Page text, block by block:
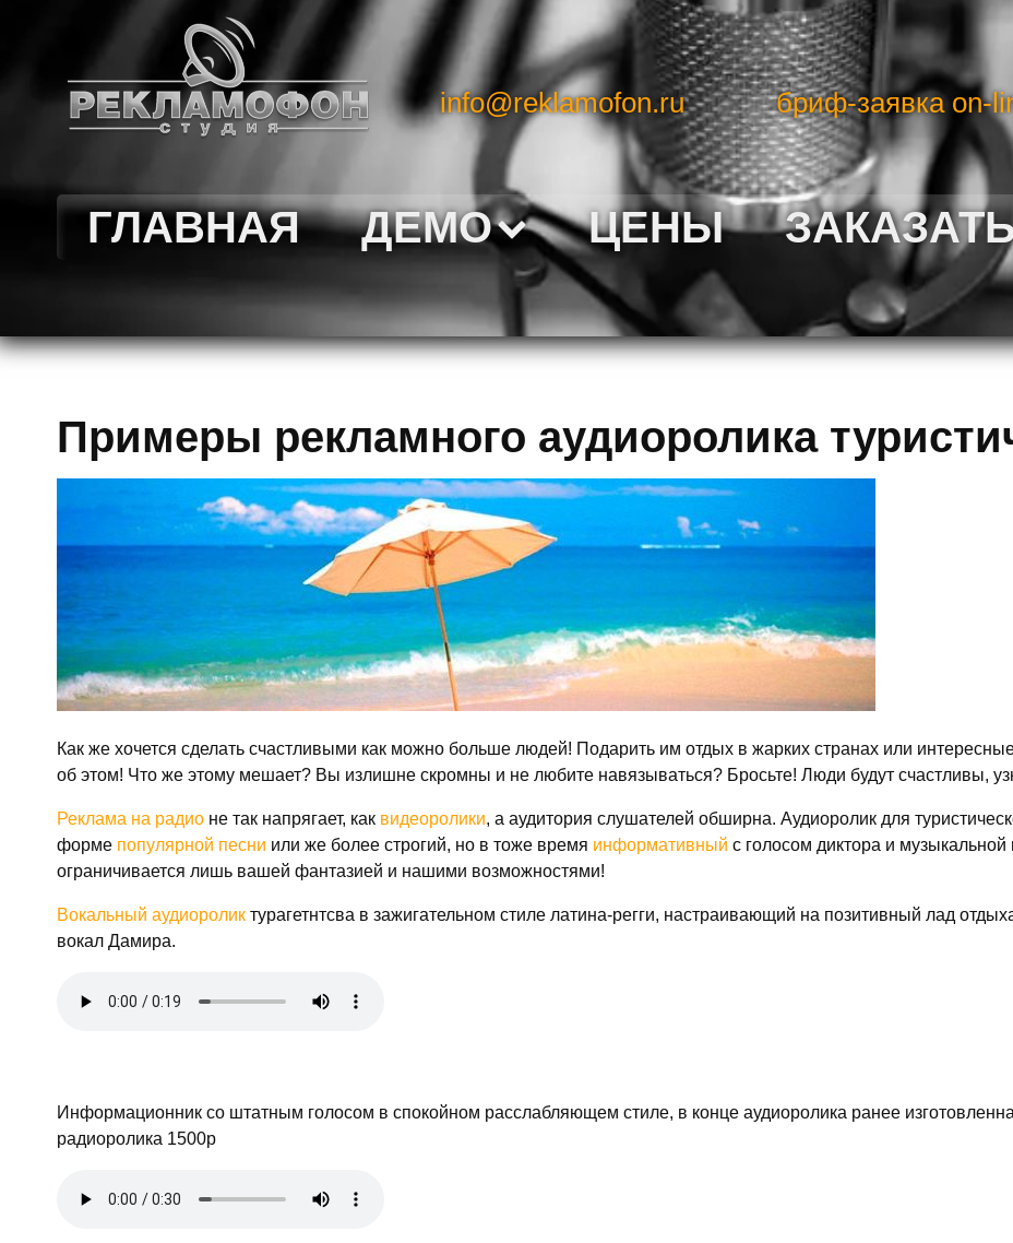
info@reklamofon.ru бриф-заявка on-
ГЛАВНАЯ ДЕМО ЦЕНЫ
Примеры рекламного аудиоролика
Как же хочется сделать счастливыми как можно больше людей! Подарить им отдых в жарких странах или
об этом! Что же этому мешает? Вы излишне скромны и не любите навязываться? Бросьте! Люди будут счастливы,
Реклама на радио не так напрягает, как видеоролики, а аудитория слушателей обширна. Аудиоролик для
форме популярной песни или же более строгий, но в тоже время информативный с голосом диктора и
ограничивается лишь вашей фантазией и нашими возможностями!
Вокальный аудиоролик турагетнтсва в зажигательном стиле латина-регги, настраивающий на позитивный лад
вокал Дамира.
Информационник со штатным голосом в спокойном расслабляющем стиле, в конце аудиоролика ранее
радиоролика 1500р